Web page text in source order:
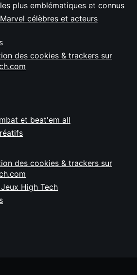
plus emblématiques et connus
célèbres et acteurs
des cookies & trackers sur
et beat'em all
des cookies & trackers sur
High Tech